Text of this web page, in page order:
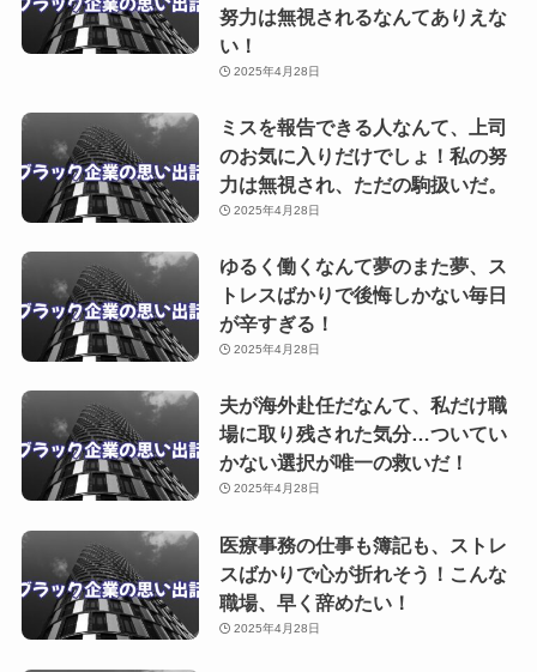
努力は無視されるなんてありえな
い！
2025年4月28日
ミスを報告できる人なんて、上司
のお気に入りだけでしょ！私の努
力は無視され、ただの駒扱いだ。
2025年4月28日
ゆるく働くなんて夢のまた夢、ス
トレスばかりで後悔しかない毎日
が辛すぎる！
2025年4月28日
夫が海外赴任だなんて、私だけ職
場に取り残された気分…ついてい
かない選択が唯一の救いだ！
2025年4月28日
医療事務の仕事も簿記も、ストレ
スばかりで心が折れそう！こんな
職場、早く辞めたい！
2025年4月28日